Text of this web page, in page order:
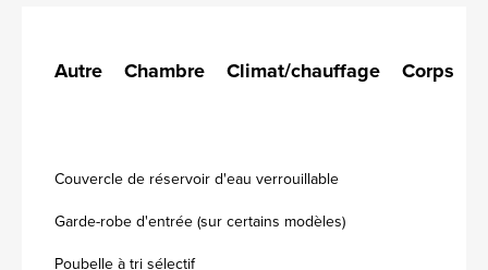
Autre Chambre Climat/chauffage Corps
Couvercle de réservoir d'eau verrouillable
Garde-robe d'entrée (sur certains modèles)
Poubelle à tri sélectif